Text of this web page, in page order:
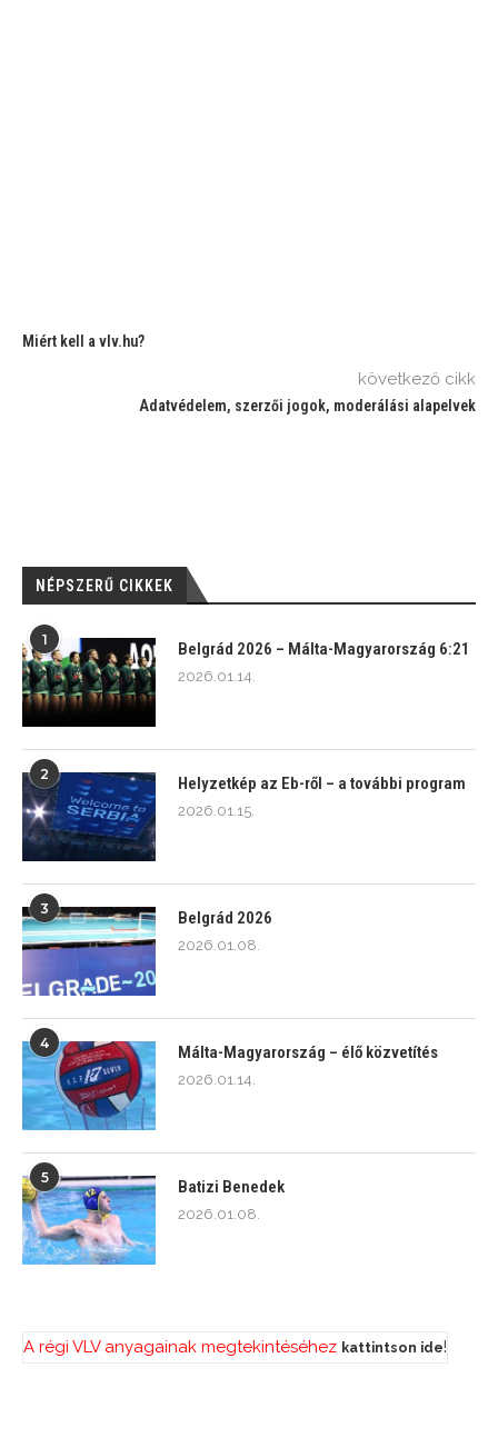
Miért kell a vlv.hu?
következő cikk
Adatvédelem, szerzői jogok, moderálási alapelvek
NÉPSZERŰ CIKKEK
1
Belgrád 2026 – Málta-Magyarország 6:21
2026.01.14.
2
Helyzetkép az Eb-ről – a további program
2026.01.15.
3
Belgrád 2026
2026.01.08.
4
Málta-Magyarország – élő közvetítés
2026.01.14.
5
Batizi Benedek
2026.01.08.
A régi VLV anyagainak megtekintéséhez kattintson ide!